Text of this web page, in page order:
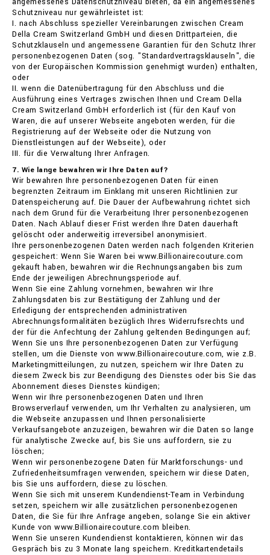
Schutzniveau nur gewährleistet ist:
I. nach Abschluss spezieller Vereinbarungen zwischen Cream
Della Cream Switzerland GmbH und diesen Drittparteien, die
Schutzklauseln und angemessene Garantien für den Schutz Ihrer
personenbezogenen Daten (sog. "Standardvertragsklauseln", die
von der Europäischen Kommission genehmigt wurden) enthalten,
oder
II. wenn die Datenübertragung für den Abschluss und die
Ausführung eines Vertrages zwischen Ihnen und Cream Della
Cream Switzerland GmbH erforderlich ist (für den Kauf von
Waren, die auf unserer Webseite angeboten werden, für die
Registrierung auf der Webseite oder die Nutzung von
Dienstleistungen auf der Webseite), oder
III. für die Verwaltung Ihrer Anfragen.
7. Wie lange bewahren wir Ihre Daten auf?
Wir bewahren Ihre personenbezogenen Daten für einen
begrenzten Zeitraum im Einklang mit unseren Richtlinien zur
Datenspeicherung auf. Die Dauer der Aufbewahrung richtet sich
nach dem Grund für die Verarbeitung Ihrer personenbezogenen
Daten. Nach Ablauf dieser Frist werden Ihre Daten dauerhaft
gelöscht oder anderweitig irreversibel anonymisiert.
Ihre personenbezogenen Daten werden nach folgenden Kriterien
gespeichert: Wenn Sie Waren bei www.Billionairecouture.com
gekauft haben, bewahren wir die Rechnungsangaben bis zum
Ende der jeweiligen Abrechnungsperiode auf.
Wenn Sie eine Zahlung vornehmen, bewahren wir Ihre
Zahlungsdaten bis zur Bestätigung der Zahlung und der
Erledigung der entsprechenden administrativen
Abrechnungsformalitäten bezüglich Ihres Widerrufsrechts und
der für die Anfechtung der Zahlung geltenden Bedingungen auf;
Wenn Sie uns Ihre personenbezogenen Daten zur Verfügung
stellen, um die Dienste von www.Billionairecouture.com, wie z.B.
Marketingmitteilungen, zu nutzen, speichern wir Ihre Daten zu
diesem Zweck bis zur Beendigung des Dienstes oder bis Sie das
Abonnement dieses Dienstes kündigen;
Wenn wir Ihre personenbezogenen Daten und Ihren
Browserverlauf verwenden, um Ihr Verhalten zu analysieren, um
die Webseite anzupassen und Ihnen personalisierte
Verkaufsangebote anzuzeigen, bewahren wir die Daten so lange
für analytische Zwecke auf, bis Sie uns auffordern, sie zu
löschen;
Wenn wir personenbezogene Daten für Marktforschungs- und
Zufriedenheitsumfragen verwenden, speichern wir diese Daten,
bis Sie uns auffordern, diese zu löschen.
Wenn Sie sich mit unserem Kundendienst-Team in Verbindung
setzen, speichern wir alle zusätzlichen personenbezogenen
Daten, die Sie für Ihre Anfrage angeben, solange Sie ein aktiver
Kunde von www.Billionairecouture.com bleiben.
Wenn Sie unseren Kundendienst kontaktieren, können wir das
Gespräch bis zu 3 Monate lang speichern. Kreditkartendetails